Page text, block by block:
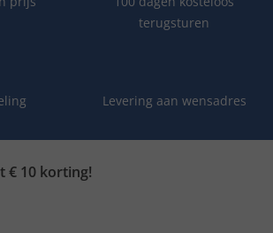
terugsturen
Levering aan wensadres
€ 10 korting!